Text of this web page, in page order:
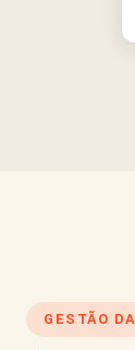
GESTÃO